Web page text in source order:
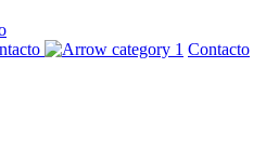
Contacto